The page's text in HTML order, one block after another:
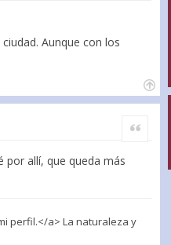
Aunque con los
Citar
por allí, que queda más
perfil.</a> La naturaleza y